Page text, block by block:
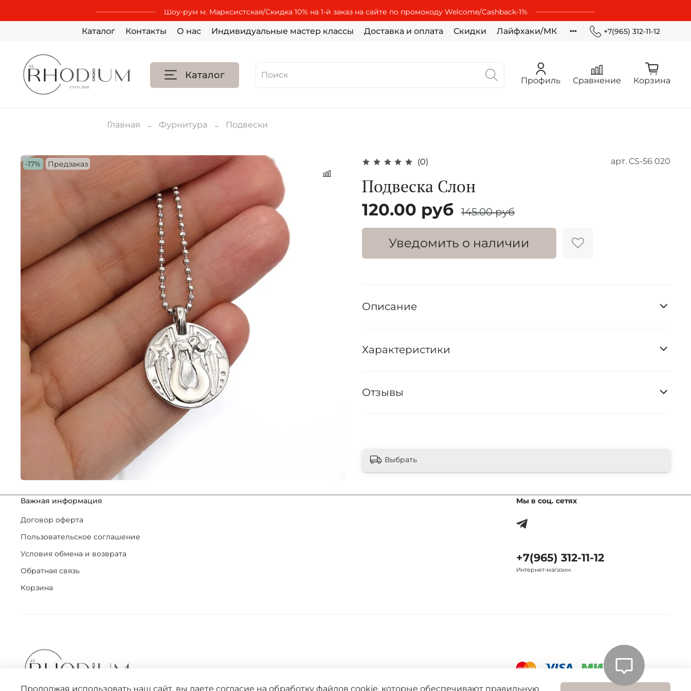
Шоу-рум м. Марксистская/Скидка 10% на 1-й заказ на сайте по промокоду Welcome/Cashbaсk-1%
Каталог Контакты О нас Индивидуальные мастер классы Доставка и оплата Скидки Лайфхаки/МК +7(965) 312-11-12
Каталог Профиль Сравнение Корзина
Главная Фурнитура Подвески
-17% Предзаказ (0) арт. CS-56 020
Подвеска Слон
120.00 руб 145.00 руб
Уведомить о наличии
Описание
Характеристики
Отзывы
Выбрать
Важная информация
Договор оферта
Пользовательское соглашение
Условия обмена и возврата
Обратная связь
Корзина
Мы в соц. сетях
+7(965) 312-11-12
Интернет-магазин
Продолжая использовать наш сайт, вы даете согласие на обработку файлов cookie, которые обеспечивают правильную